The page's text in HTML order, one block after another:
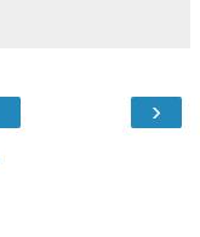
›